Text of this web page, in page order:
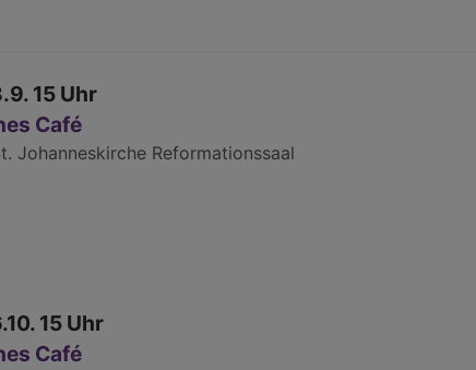
15 Uhr
Café
Johanneskirche Reformationssaal
15 Uhr
Café